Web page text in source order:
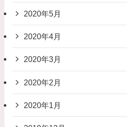
2020年5月
2020年4月
2020年3月
2020年2月
2020年1月